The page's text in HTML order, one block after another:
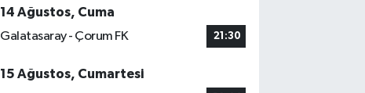
14 Ağustos, Cuma
Galatasaray - Çorum FK
21:30
15 Ağustos, Cumartesi